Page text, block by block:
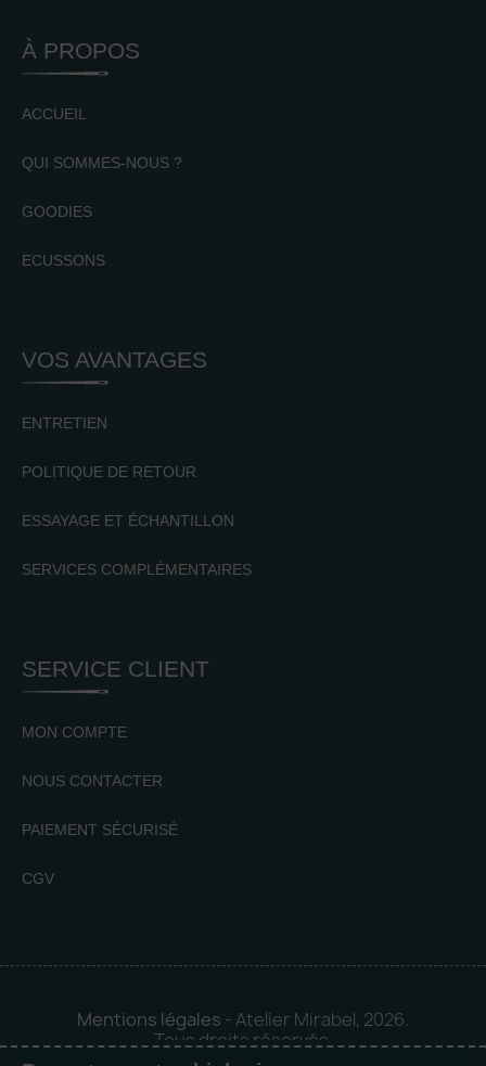
À PROPOS
ACCUEIL
QUI SOMMES-NOUS ?
GOODIES
ECUSSONS
VOS AVANTAGES
ENTRETIEN
POLITIQUE DE RETOUR
ESSAYAGE ET ÉCHANTILLON
SERVICES COMPLÉMENTAIRES
SERVICE CLIENT
MON COMPTE
NOUS CONTACTER
PAIEMENT SÉCURISÉ
CGV
Mentions légales - Atelier Mirabel, 2026.
Tous droits réservés.